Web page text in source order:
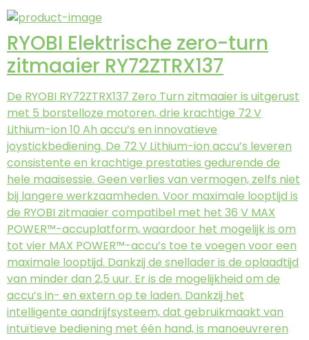
RYOBI Elektrische zero-turn
zitmaaier RY72ZTRX137
De RYOBI RY72ZTRX137 Zero Turn zitmaaier is uitgerust
met 5 borstelloze motoren, drie krachtige 72 V
Lithium-ion 10 Ah accu’s en innovatieve
joystickbediening. De 72 V Lithium-ion accu’s leveren
consistente en krachtige prestaties gedurende de
hele maaisessie. Geen verlies van vermogen, zelfs niet
bij langere werkzaamheden. Voor maximale looptijd is
de RYOBI zitmaaier compatibel met het 36 V MAX
POWER™-accuplatform, waardoor het mogelijk is om
tot vier MAX POWER™-accu’s toe te voegen voor een
maximale looptijd. Dankzij de snellader is de oplaadtijd
van minder dan 2,5 uur. Er is de mogelijkheid om de
accu’s in- en extern op te laden. Dankzij het
intelligente aandrijfsysteem, dat gebruikmaakt van
intuïtieve bediening met één hand, is manoeuvreren